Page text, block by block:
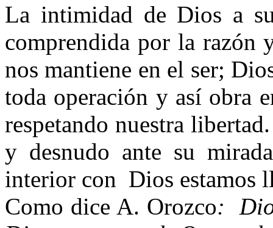
La intimidad de Dios a
comprendida por la razón
nos mantiene en el ser;
toda operación y así obra
respetando nuestra
y desnudo ante su
interior con Dios estamos
Como dice A. Orozco: